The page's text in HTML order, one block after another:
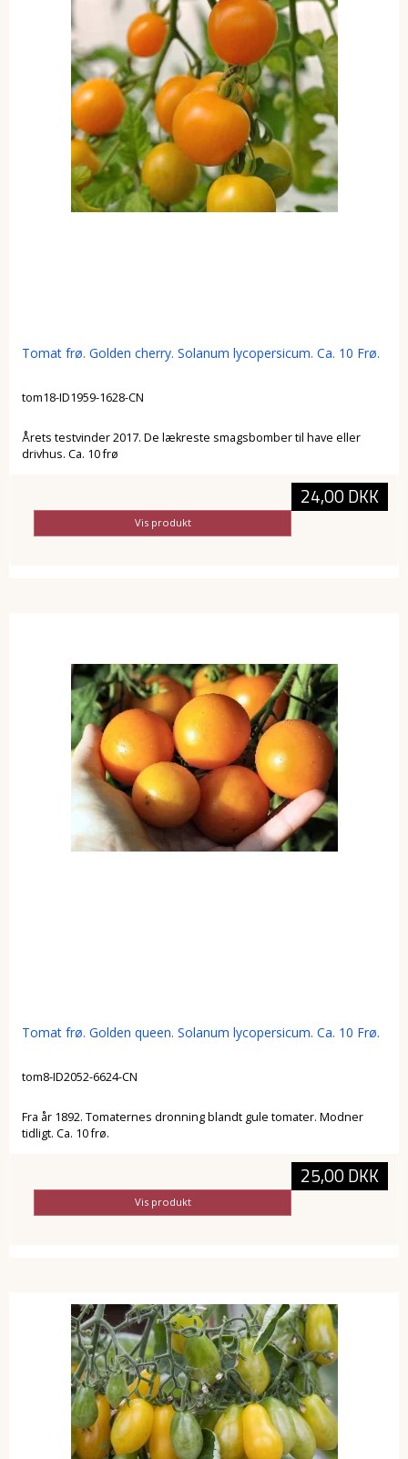
Tomat frø. Golden cherry. Solanum lycopersicum. Ca. 10 Frø.
tom18-ID1959-1628-CN
Årets testvinder 2017. De lækreste smagsbomber til have eller
drivhus. Ca. 10 frø
24,00 DKK
Vis produkt
Tomat frø. Golden queen. Solanum lycopersicum. Ca. 10 Frø.
tom8-ID2052-6624-CN
Fra år 1892. Tomaternes dronning blandt gule tomater. Modner
tidligt. Ca. 10 frø.
25,00 DKK
Vis produkt